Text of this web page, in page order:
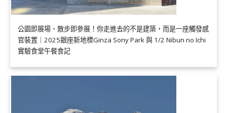
公園即展場、散步即參展！你走進去的不是建築，而是一座觸發感
官裝置｜2025銀座新地標Ginza Sony Park 與 1/2 Nibun no Ichi
實驗食堂午餐食記